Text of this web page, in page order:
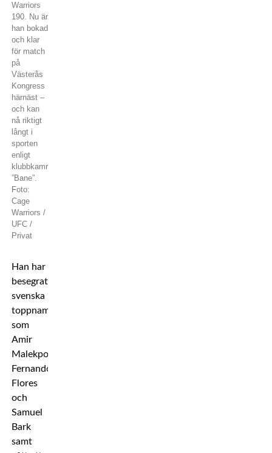
Warriors
190. Nu är
han bokad
och klar
för match
på
Västerås
Kongress
härnäst –
och kan
nå riktigt
långt i
sporten
enligt
klubbkamraten
”Bane”.
Foto:
Cage
Warriors /
UFC /
Privat
Han har
besegrat
svenska
toppnamn
som
Amir
Malekpour,
Fernando
Flores
och
Samuel
Bark
samt